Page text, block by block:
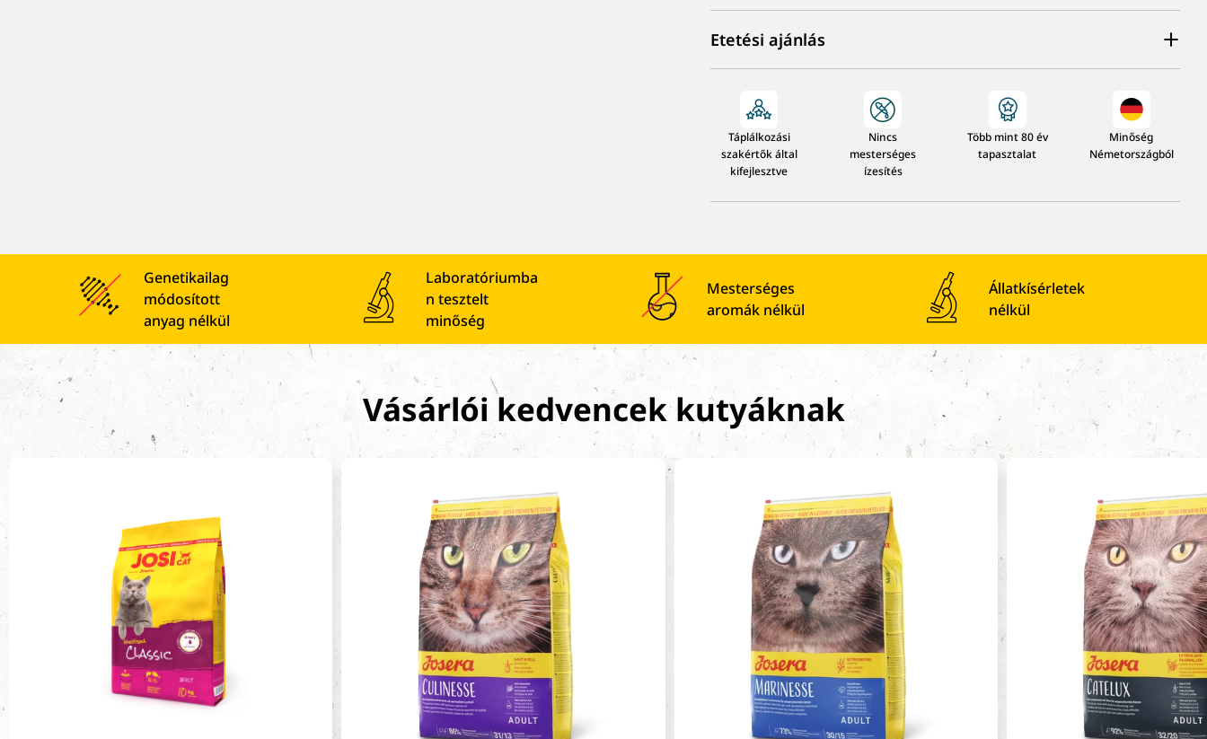
Etetési ajánlás
Táplálkozási
szakértők által
kifejlesztve
Nincs
mesterséges
ízesítés
Több mint 80 év
tapasztalat
Minőség
Németországból
Genetikailag
módosított
anyag nélkül
Laboratóriumba
n tesztelt
minőség
Mesterséges
aromák nélkül
Állatkísérletek
nélkül
Vásárlói kedvencek kutyáknak